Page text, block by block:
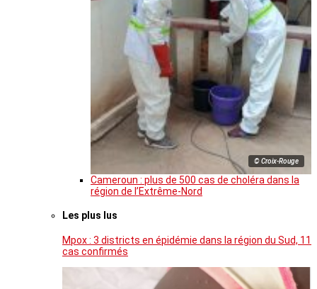
© Croix-Rouge
Cameroun : plus de 500 cas de choléra dans la
région de l’Extrême-Nord
Les plus lus
Mpox : 3 districts en épidémie dans la région du Sud, 11
cas confirmés